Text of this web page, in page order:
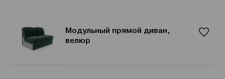
Модульный прямой диван,
велюр